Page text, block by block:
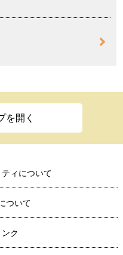
を開く
ィについて
ついて
ク